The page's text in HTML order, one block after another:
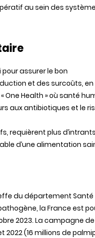
au sein des
assurer le bon
et des surcoûts, en
Health » où santé
aux antibiotiques et le
requièrent plus
d’une alimentation
du département Santé
la France est
2023. La campagne de
(16 millions de